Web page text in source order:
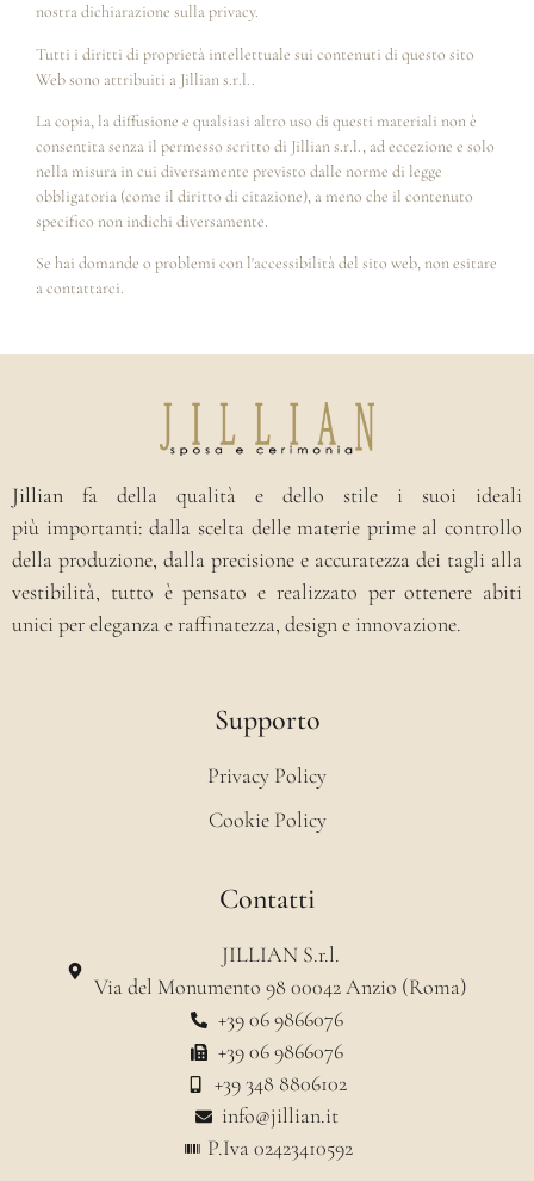
nostra dichiarazione sulla privacy.
Tutti i diritti di proprietà intellettuale sui contenuti di questo sito
Web sono attribuiti a Jillian s.r.l..
La copia, la diffusione e qualsiasi altro uso di questi materiali non è
consentita senza il permesso scritto di Jillian s.r.l., ad eccezione e solo
nella misura in cui diversamente previsto dalle norme di legge
obbligatoria (come il diritto di citazione), a meno che il contenuto
specifico non indichi diversamente.
Se hai domande o problemi con l'accessibilità del sito web, non esitare
a contattarci.
Jillian fa della qualità e dello stile i suoi ideali
più importanti: dalla scelta delle materie prime al controllo
della produzione, dalla precisione e accuratezza dei tagli alla
vestibilità, tutto è pensato e realizzato per ottenere abiti
unici per eleganza e raffinatezza, design e innovazione.
Supporto
Privacy Policy
Cookie Policy
Contatti
JILLIAN S.r.l.
Via del Monumento 98 00042 Anzio (Roma)
+39 06 9866076
+39 06 9866076
+39 348 8806102
info@jillian.it
P.Iva 02423410592